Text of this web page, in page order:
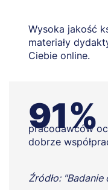
Wysoka jakość
materiały
Ciebie online.
91%
pracodawców
dobrze
Źródło: